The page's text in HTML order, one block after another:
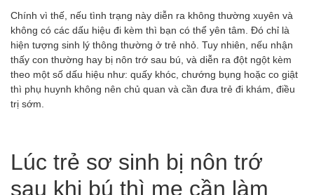
Chính vì thế, nếu tình trạng này diễn ra không thường xuyên và
không có các dấu hiệu đi kèm thì bạn có thể yên tâm. Đó chỉ là
hiện tượng sinh lý thông thường ở trẻ nhỏ. Tuy nhiên, nếu nhận
thấy con thường hay bị nôn trớ sau bú, và diễn ra đột ngột kèm
theo một số dấu hiệu như: quấy khóc, chướng bụng hoặc co giật
thì phụ huynh không nên chủ quan và cần đưa trẻ đi khám, điều
trị sớm.
Lúc trẻ sơ sinh bị nôn trớ
sau khi bú thì mẹ cần làm